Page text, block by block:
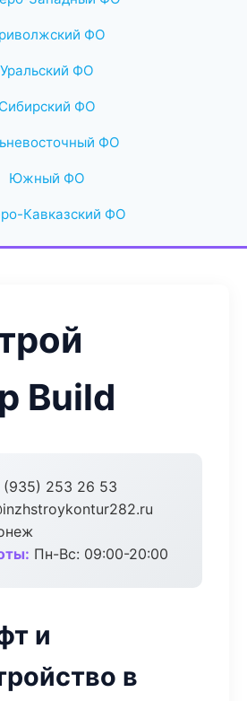
ФО
Уральский ФО
Сибирский ФО
ФО
Южный ФО
Кавказский ФО
Build
(935) 253 26 53
Пн-Вс: 09:00-20:00
и
в